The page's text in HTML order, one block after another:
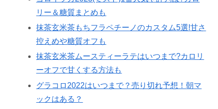
リー＆糖質まとめも
抹茶玄米茶もちフラペチーノのカスタム5選!甘さ
控えめや糖質オフも
抹茶玄米茶ムースティーラテはいつまで?カロリ
ーオフで甘くする方法も
グラコロ2022はいつまで？売り切れ予想！朝マ
ックはある？